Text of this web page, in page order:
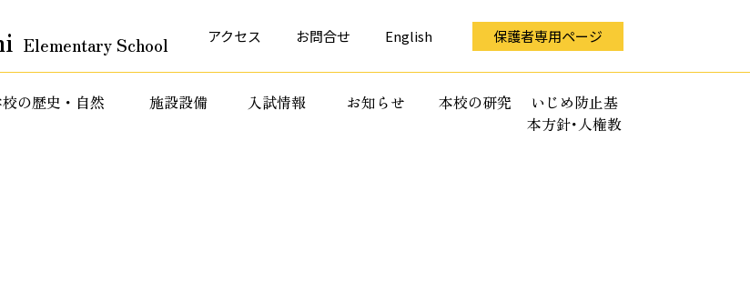
Elementary School アクセス お問合せ English 保護者専用ページ
の歴史・自然 施設設備 入試情報 お知らせ 本校の研究
いじめ防止基
本方針･人権教